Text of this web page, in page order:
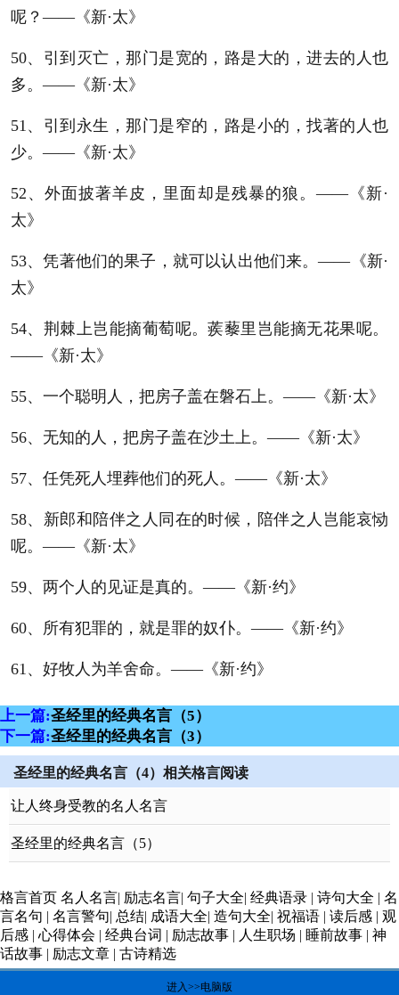
呢？——《新·太》
50、引到灭亡，那门是宽的，路是大的，进去的人也
多。——《新·太》
51、引到永生，那门是窄的，路是小的，找著的人也
少。——《新·太》
52、外面披著羊皮，里面却是残暴的狼。——《新·
太》
53、凭著他们的果子，就可以认出他们来。——《新·
太》
54、荆棘上岂能摘葡萄呢。蒺藜里岂能摘无花果呢。
——《新·太》
55、一个聪明人，把房子盖在磐石上。——《新·太》
56、无知的人，把房子盖在沙土上。——《新·太》
57、任凭死人埋葬他们的死人。——《新·太》
58、新郎和陪伴之人同在的时候，陪伴之人岂能哀恸
呢。——《新·太》
59、两个人的见证是真的。——《新·约》
60、所有犯罪的，就是罪的奴仆。——《新·约》
61、好牧人为羊舍命。——《新·约》
上一篇:圣经里的经典名言（5）
下一篇:圣经里的经典名言（3）
圣经里的经典名言（4）相关格言阅读
让人终身受教的名人名言
圣经里的经典名言（5）
格言首页 名人名言| 励志名言| 句子大全| 经典语录 | 诗句大全 | 名
言名句 | 名言警句| 总结| 成语大全| 造句大全| 祝福语 | 读后感 | 观
后感 | 心得体会 | 经典台词 | 励志故事 | 人生职场 | 睡前故事 | 神
话故事 | 励志文章 | 古诗精选
进入>>电脑版